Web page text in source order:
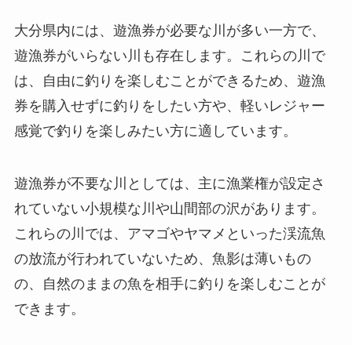
大分県内には、遊漁券が必要な川が多い一方で、
遊漁券がいらない川も存在します。これらの川で
は、自由に釣りを楽しむことができるため、遊漁
券を購入せずに釣りをしたい方や、軽いレジャー
感覚で釣りを楽しみたい方に適しています。
遊漁券が不要な川としては、主に漁業権が設定さ
れていない小規模な川や山間部の沢があります。
これらの川では、アマゴやヤマメといった渓流魚
の放流が行われていないため、魚影は薄いもの
の、自然のままの魚を相手に釣りを楽しむことが
できます。